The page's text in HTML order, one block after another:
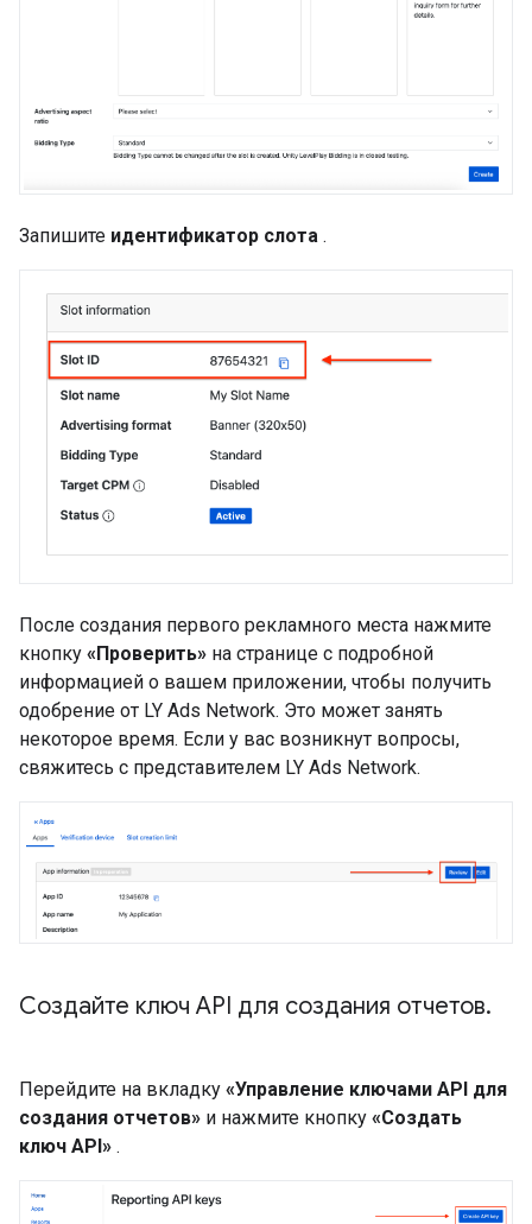
Запишите идентификатор слота .
После создания первого рекламного места нажмите
кнопку «Проверить» на странице с подробной
информацией о вашем приложении, чтобы получить
одобрение от LY Ads Network. Это может занять
некоторое время. Если у вас возникнут вопросы,
свяжитесь с представителем LY Ads Network.
Создайте ключ API для создания отчетов.
Перейдите на вкладку «Управление ключами API для
создания отчетов» и нажмите кнопку «Создать
ключ API» .